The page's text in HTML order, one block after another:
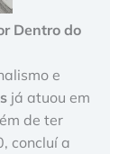
Dentro do
e
já atuou em
de ter
concluí a